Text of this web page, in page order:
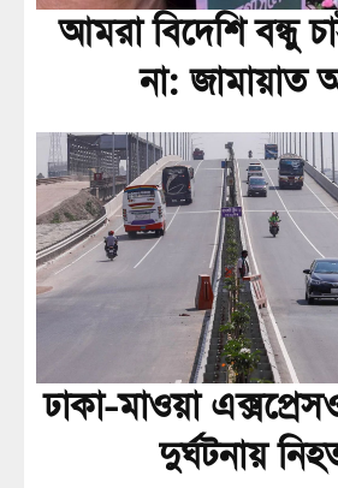
আমরা বিদেশি বন্ধু
না: জামায়াত
ঢাকা-মাওয়া
দুর্ঘটনায়